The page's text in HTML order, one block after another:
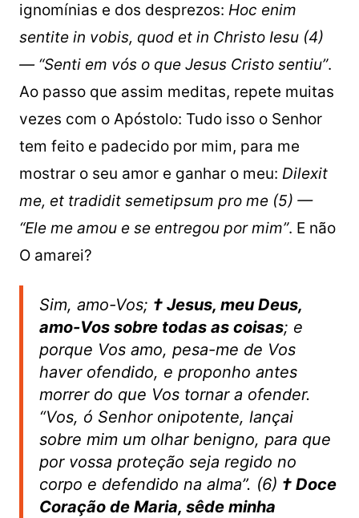
ignomínias e dos desprezos: Hoc enim
sentite in vobis, quod et in Christo Iesu (4)
— “Senti em vós o que Jesus Cristo sentiu”.
Ao passo que assim meditas, repete muitas
vezes com o Apóstolo: Tudo isso o Senhor
tem feito e padecido por mim, para me
mostrar o seu amor e ganhar o meu: Dilexit
me, et tradidit semetipsum pro me (5) —
“Ele me amou e se entregou por mim”. E não
O amarei?
Sim, amo-Vos; † Jesus, meu Deus,
amo-Vos sobre todas as coisas; e
porque Vos amo, pesa-me de Vos
haver ofendido, e proponho antes
morrer do que Vos tornar a ofender.
“Vos, ó Senhor onipotente, lançai
sobre mim um olhar benigno, para que
por vossa proteção seja regido no
corpo e defendido na alma”. (6) † Doce
Coração de Maria, sêde minha